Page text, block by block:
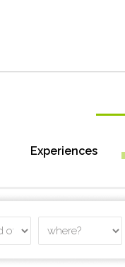
Experiences